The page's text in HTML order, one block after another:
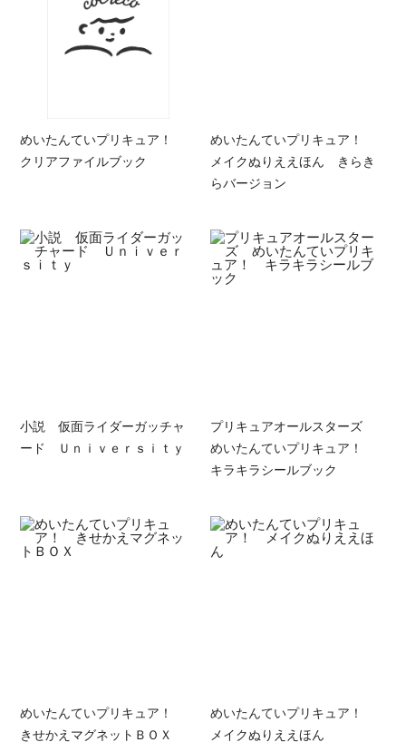
めいたんていプリキュア！
クリアファイルブック
めいたんていプリキュア！
メイクぬりええほん きらき
らバージョン
小説 仮面ライダーガッチャ
ード Ｕｎｉｖｅｒｓｉｔｙ
プリキュアオールスターズ
めいたんていプリキュア！
キラキラシールブック
めいたんていプリキュア！
きせかえマグネットＢＯＸ
めいたんていプリキュア！
メイクぬりええほん